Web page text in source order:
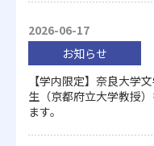
2026-06-17
お知らせ
【学内限定】奈良大学
生（京都府立大学教授
ます。